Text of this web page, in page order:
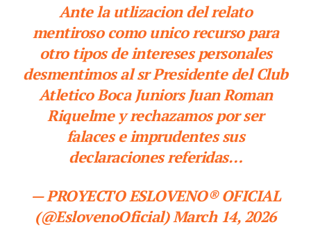
Ante la utlizacion del relato
mentiroso como unico recurso para
otro tipos de intereses personales
desmentimos al sr Presidente del Club
Atletico Boca Juniors Juan Roman
Riquelme y rechazamos por ser
falaces e imprudentes sus
declaraciones referidas…
— PROYECTO ESLOVENO® OFICIAL
(@EslovenoOficial) March 14, 2026